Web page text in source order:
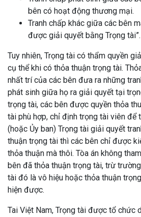
bên có hoạt động thương mại.
Tranh chấp khác giữa các bên
được giải quyết bằng Trọng tài”.
Tuy nhiên, Trọng tài có thẩm quyền
cụ thể khi có thỏa thuận trọng tài.
nhất trí của các bên đưa ra những
phát sinh giữa họ ra giải quyết tại
trọng tài, các bên được quyền thỏa
tài phù hợp, chỉ định trọng tài viên để
(hoặc Ủy ban) Trọng tài giải quyết
thuận trọng tài thì các bên chỉ được
thỏa thuận mà thôi. Tòa án không
bên đã thỏa thuận trọng tài, trừ
tài đó là vô hiệu hoặc thỏa thuận
hiện được.
Tai Việt Nam, Trọng tài được tổ chức